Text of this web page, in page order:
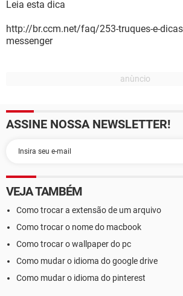
Leia esta dica
http://br.ccm.net/faq/253-truques-e-
messenger
ASSINE NOSSA NEWSLETTER!
VEJA TAMBÉM
Como trocar a extensão de um arquivo
Como trocar o nome do macbook
Como trocar o wallpaper do pc
Como mudar o idioma do google drive
Como mudar o idioma do pinterest